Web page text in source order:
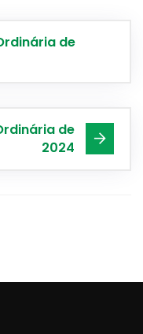
de
de
2024